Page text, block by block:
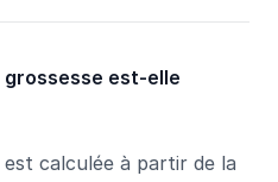
grossesse est-elle
est calculée à partir de la